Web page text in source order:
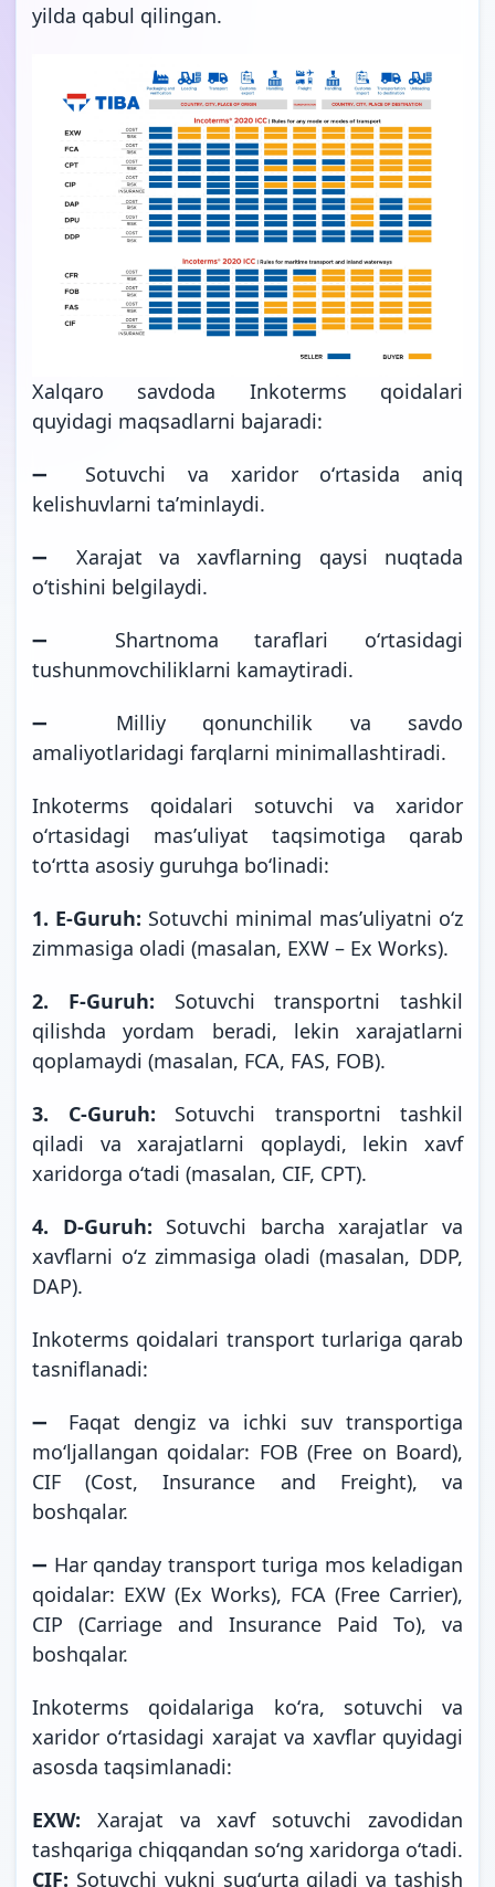
yilda qabul qilingan.
Xalqaro savdoda Inkoterms qoidalari
quyidagi maqsadlarni bajaradi:
➖ Sotuvchi va xaridor oʻrtasida aniq
kelishuvlarni taʼminlaydi.
➖ Xarajat va xavflarning qaysi nuqtada
oʻtishini belgilaydi.
➖ Shartnoma taraflari oʻrtasidagi
tushunmovchiliklarni kamaytiradi.
➖ Milliy qonunchilik va savdo
amaliyotlaridagi farqlarni minimallashtiradi.
Inkoterms qoidalari sotuvchi va xaridor
oʻrtasidagi masʼuliyat taqsimotiga qarab
toʻrtta asosiy guruhga boʻlinadi:
1. E-Guruh: Sotuvchi minimal masʼuliyatni oʻz
zimmasiga oladi (masalan, EXW – Ex Works).
2. F-Guruh: Sotuvchi transportni tashkil
qilishda yordam beradi, lekin xarajatlarni
qoplamaydi (masalan, FCA, FAS, FOB).
3. C-Guruh: Sotuvchi transportni tashkil
qiladi va xarajatlarni qoplaydi, lekin xavf
xaridorga oʻtadi (masalan, CIF, CPT).
4. D-Guruh: Sotuvchi barcha xarajatlar va
xavflarni oʻz zimmasiga oladi (masalan, DDP,
DAP).
Inkoterms qoidalari transport turlariga qarab
tasniflanadi:
➖ Faqat dengiz va ichki suv transportiga
moʻljallangan qoidalar: FOB (Free on Board),
CIF (Cost, Insurance and Freight), va
boshqalar.
➖ Har qanday transport turiga mos keladigan
qoidalar: EXW (Ex Works), FCA (Free Carrier),
CIP (Carriage and Insurance Paid To), va
boshqalar.
Inkoterms qoidalariga koʻra, sotuvchi va
xaridor oʻrtasidagi xarajat va xavflar quyidagi
asosda taqsimlanadi:
EXW: Xarajat va xavf sotuvchi zavodidan
tashqariga chiqqandan soʻng xaridorga oʻtadi.
CIF: Sotuvchi yukni sugʻurta qiladi va tashish